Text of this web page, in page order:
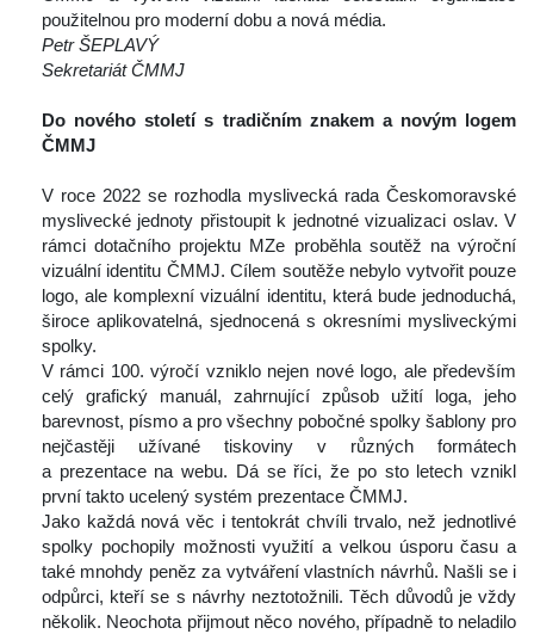
použitelnou pro moderní dobu a nová média.
Petr ŠEPLAVÝ
Sekretariát ČMMJ
Do nového století s tradičním znakem a novým logem
ČMMJ
V roce 2022 se rozhodla myslivecká rada Českomoravské
myslivecké jednoty přistoupit k jednotné vizualizaci oslav. V
rámci dotačního projektu MZe proběhla soutěž na výroční
vizuální identitu ČMMJ. Cílem soutěže nebylo vytvořit pouze
logo, ale komplexní vizuální identitu, která bude jednoduchá,
široce aplikovatelná, sjednocená s okresními mysliveckými
polky.
V rámci 100. výročí vzniklo nejen nové logo, ale především
celý grafický manuál, zahrnující způsob užití loga, jeho
barevnost, písmo a pro všechny pobočné spolky šablony pro
nejčastěji užívané tiskoviny v různých formátech
a prezentace na webu. Dá se říci, že po sto letech vznikl
první takto ucelený systém prezentace ČMMJ.
Jako každá nová věc i tentokrát chvíli trvalo, než jednotlivé
polky pochopily možnosti využití a velkou úsporu času a
také mnohdy peněz za vytváření vlastních návrhů. Našli se i
odpůrci, kteří se s návrhy neztotožnili. Těch důvodů je vždy
několik. Neochota přijmout něco nového, případně to neladilo